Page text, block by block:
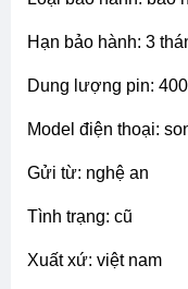
hạn bảo hành: 3
dung lượng pin:
model điện thoại:
gửi từ: nghệ an
tình trạng: cũ
xuất xứ: việt nam